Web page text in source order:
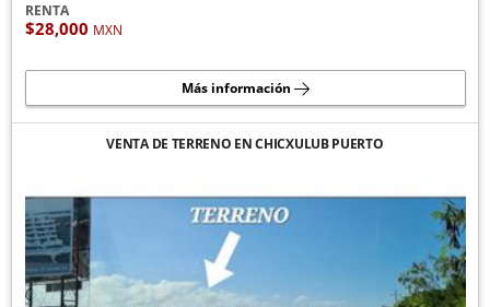
RENTA
$28,000 MXN
Más información
VENTA DE TERRENO EN CHICXULUB PUERTO